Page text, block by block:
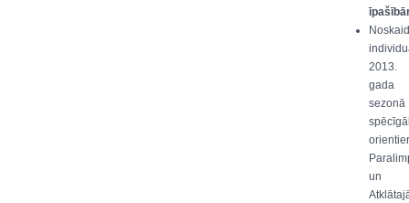
2013.
gada
sezonā
un